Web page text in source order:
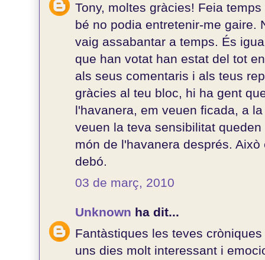
Tony, moltes gràcies! Feia
bé no podia entretenir-me gaire.
vaig assabantar a temps. És
que han votat han estat del tot
als seus comentaris i als teus
gràcies al teu bloc, hi ha gent
l'havanera, em veuen ficada, a
veuen la teva sensibilitat
món de l'havanera després.
debó.
03 de març, 2010
Unknown ha dit...
Fantàstiques les teves
uns dies molt interessant i